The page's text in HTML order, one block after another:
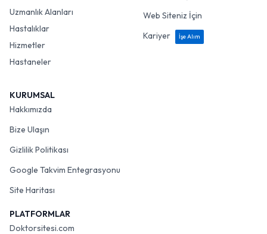
Uzmanlık Alanları
Hastalıklar
Hizmetler
Hastaneler
Web Siteniz İçin
Kariyer
İşe Alım
KURUMSAL
Hakkımızda
Bize Ulaşın
Gizlilik Politikası
Google Takvim Entegrasyonu
Site Haritası
PLATFORMLAR
Doktorsitesi.com